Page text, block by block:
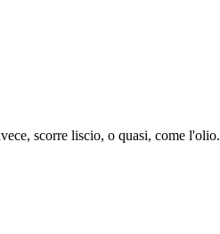
scorre liscio, o quasi, come l'olio.